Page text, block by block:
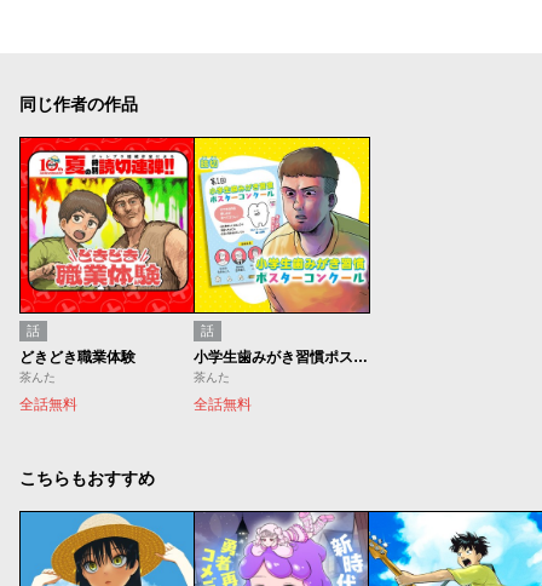
同じ作者の作品
話
どきどき職業体験
茶んた
全話無料
話
小学生歯みがき習慣ポスターコンクール
茶んた
全話無料
こちらもおすすめ